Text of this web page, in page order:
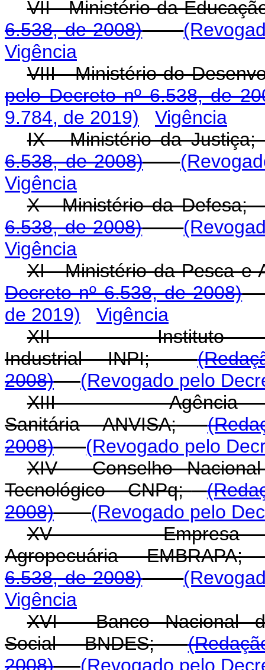
VII - Ministério da
6.538, de 2008)
Vigência
VIII - Ministério do
pelo Decreto nº 6.538, de
9.784, de 2019)
Vigência
IX - Ministério da
6.538, de 2008)
Vigência
X - Ministério da
6.538, de 2008)
Vigência
XI - Ministério da Pesca e
Decreto nº 6.538, de 2008)
de 2019)
Vigência
XII - Instituto
Industrial - INPI;
2008)
(Revogado pelo
XIII - Agência
Sanitária - ANVISA;
2008)
(Revogado pelo
XIV - Conselho
Tecnológico - CNPq;
2008)
(Revogado pelo
XV - Empresa
Agropecuária -
6.538, de 2008)
Vigência
XVI - Banco Nacional
Social - BNDES;
2008)
(Revogado pelo